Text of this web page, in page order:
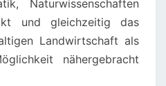
Naturwissenschaften
und gleichzeitig das
Landwirtschaft als
nähergebracht